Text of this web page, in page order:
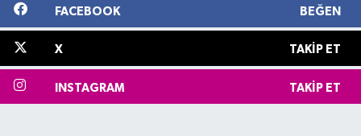
FACEBOOK BEĞEN
X TAKIP ET
INSTAGRAM TAKIP ET